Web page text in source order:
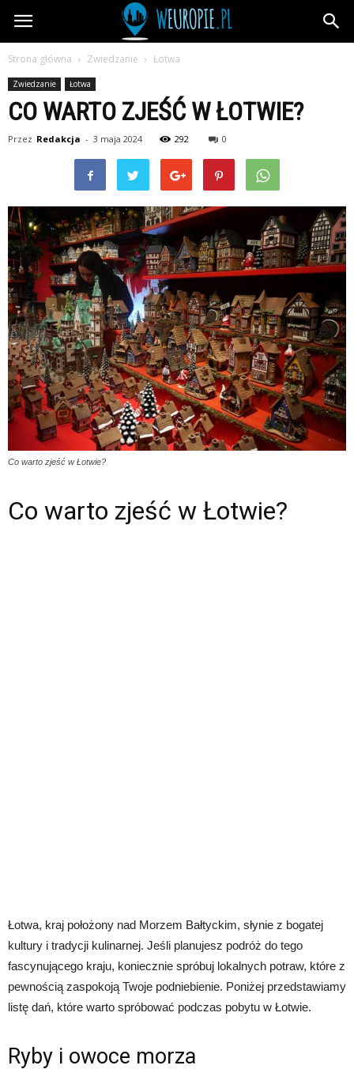
wEuropie.pl
Strona główna Zwiedzanie Łotwa
Zwiedzanie Łotwa
CO WARTO ZJEŚĆ W ŁOTWIE?
Przez Redakcja - 3 maja 2024 292 0
Co warto zjeść w Łotwie?
Co warto zjeść w Łotwie?
Łotwa, kraj położony nad Morzem Bałtyckim, słynie z bogatej
kultury i tradycji kulinarnej. Jeśli planujesz podróż do tego
fascynującego kraju, koniecznie spróbuj lokalnych potraw, które z
pewnością zaspokoją Twoje podniebienie. Poniżej przedstawiamy
listę dań, które warto spróbować podczas pobytu w Łotwie.
Ryby i owoce morza